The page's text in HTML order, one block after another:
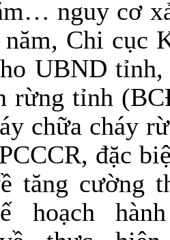
nguy cơ
Chi cục
UBND
rừng tỉnh
chữa cháy
đặc
tăng cường
hoạch